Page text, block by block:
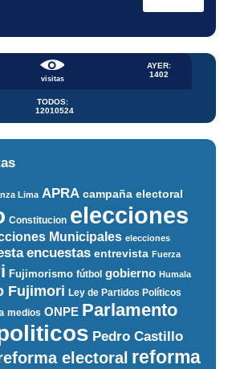
visitas
AYER:
1402
TODOS:
12010524
Lima APRA campaña electoral
Constitucion elecciones
Municipales elecciones
encuestas entrevista Fuerza
Fujimorismo fútbol gobierno Humala
Fujimori Ley de Partidos Políticos
medios ONPE Parlamento
Pedro Castillo
electoral reforma